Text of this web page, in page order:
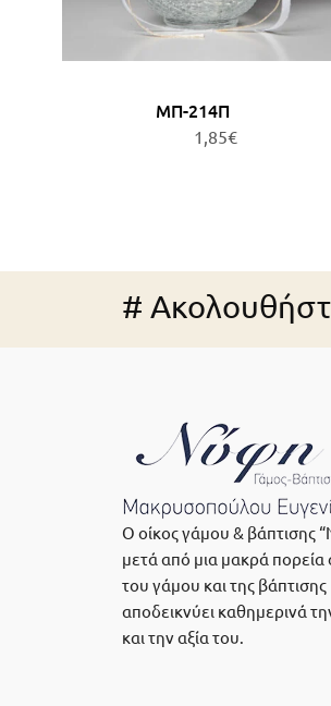
ΜΠ-214Π
1,85€
#
Ο οίκος γάμου & βάπτισης
μετά από μια μακρά
του γάμου και της βάπτισης
αποδεικνύει καθημερινά
και την αξία του.